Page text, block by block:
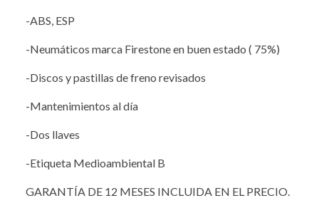
-ABS, ESP
-Neumáticos marca Firestone en buen estado ( 75%)
-Discos y pastillas de freno revisados
-Mantenimientos al día
-Dos llaves
-Etiqueta Medioambiental B
GARANTÍA DE 12 MESES INCLUIDA EN EL PRECIO.